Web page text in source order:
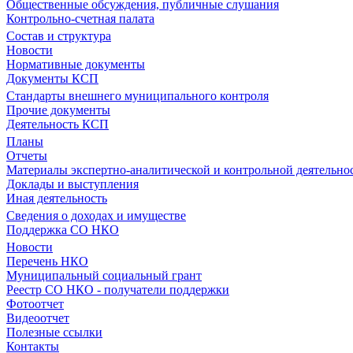
Общественные обсуждения, публичные слушания
Контрольно-счетная палата
Состав и структура
Новости
Нормативные документы
Документы КСП
Стандарты внешнего муниципального контроля
Прочие документы
Деятельность КСП
Планы
Отчеты
Материалы экспертно-аналитической и контрольной
Доклады и выступления
Иная деятельность
Сведения о доходах и имуществе
Поддержка СО НКО
Новости
Перечень НКО
Муниципальный социальный грант
Реестр СО НКО - получатели поддержки
Фотоотчет
Видеоотчет
Полезные ссылки
Контакты